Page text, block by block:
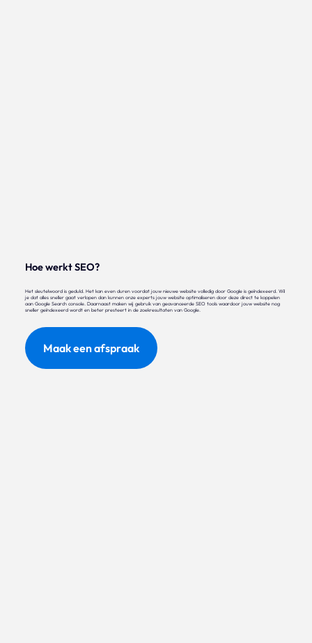
Hoe werkt SEO?
Het sleutelwoord is geduld. Het kan even duren voordat jouw nieuwe website volledig door Google is geïndexeerd. Wil
je dat alles sneller gaat verlopen dan kunnen onze experts jouw website optimaliseren door deze direct te koppelen
aan Google Search console. Daarnaast maken wij gebruik van geavanceerde SEO tools waardoor jouw website nog
sneller geïndexeerd wordt en beter presteert in de zoekresultaten van Google.
Maak een afspraak